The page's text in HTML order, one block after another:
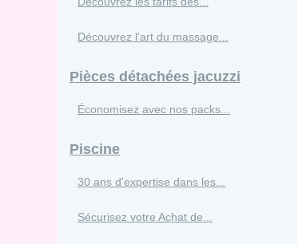
Découvrez l'art du massage...
Pièces détachées jacuzzi
Économisez avec nos packs...
Piscine
30 ans d'expertise dans les...
Sécurisez votre Achat de...